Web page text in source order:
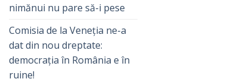
nimănui nu pare să-i pese
Comisia de la Veneția ne-a
dat din nou dreptate:
democrația în România e în
ruine!